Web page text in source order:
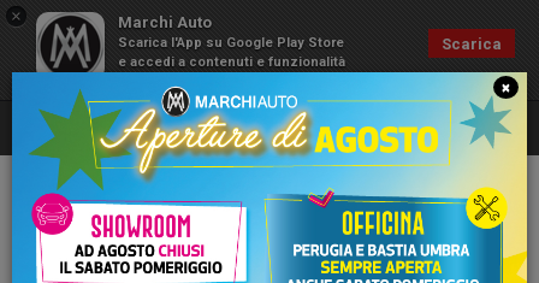
× Marchi Auto
Scarica l'App su Google Play Store
e accedi a contenuti e funzionalità
Scarica
×